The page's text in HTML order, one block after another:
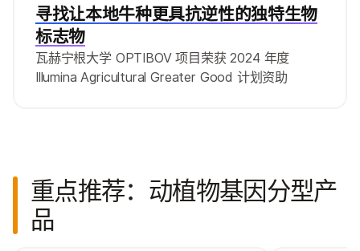
寻找让本地牛种更具抗逆性的独特生物
标志物
瓦赫宁根大学 OPTIBOV 项目荣获 2024 年度
Illumina Agricultural Greater Good 计划资助
重点推荐：动植物基因分型产
品